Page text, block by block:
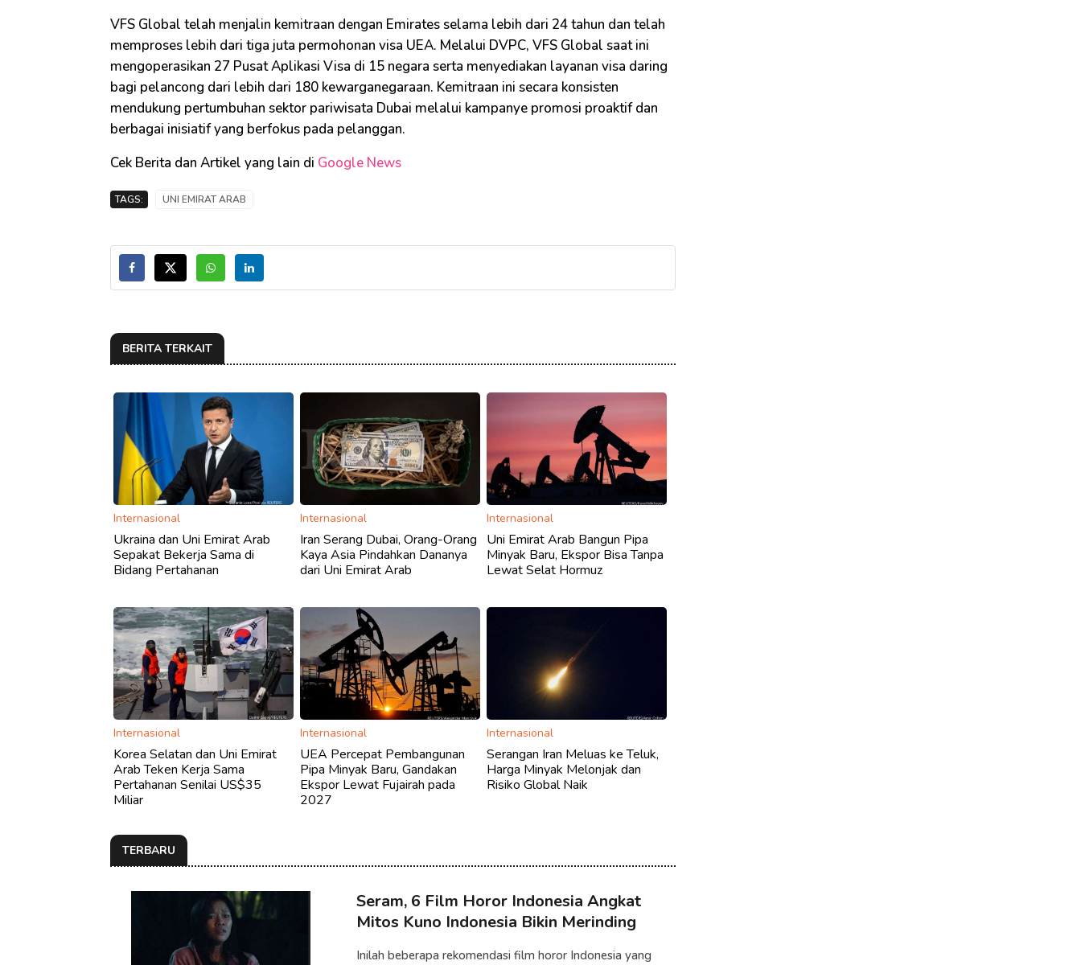
VFS Global telah menjalin kemitraan dengan Emirates selama lebih dari 24 tahun dan telah
memproses lebih dari tiga juta permohonan visa UEA. Melalui DVPC, VFS Global saat ini
mengoperasikan 27 Pusat Aplikasi Visa di 15 negara serta menyediakan layanan visa daring
bagi pelancong dari lebih dari 180 kewarganegaraan. Kemitraan ini secara konsisten
mendukung pertumbuhan sektor pariwisata Dubai melalui kampanye promosi proaktif dan
berbagai inisiatif yang berfokus pada pelanggan.
Cek Berita dan Artikel yang lain di Google News
TAGS: UNI EMIRAT ARAB
BERITA TERKAIT
Internasional
Ukraina dan Uni Emirat Arab
Sepakat Bekerja Sama di
Bidang Pertahanan
Internasional
Iran Serang Dubai, Orang-Orang
Kaya Asia Pindahkan Dananya
dari Uni Emirat Arab
Internasional
Uni Emirat Arab Bangun Pipa
Minyak Baru, Ekspor Bisa Tanpa
Lewat Selat Hormuz
Internasional
Korea Selatan dan Uni Emirat
Arab Teken Kerja Sama
Pertahanan Senilai US$35
Miliar
Internasional
UEA Percepat Pembangunan
Pipa Minyak Baru, Gandakan
Ekspor Lewat Fujairah pada
2027
Internasional
Serangan Iran Meluas ke Teluk,
Harga Minyak Melonjak dan
Risiko Global Naik
TERBARU
Seram, 6 Film Horor Indonesia Angkat
Mitos Kuno Indonesia Bikin Merinding
Inilah beberapa rekomendasi film horor Indonesia yang